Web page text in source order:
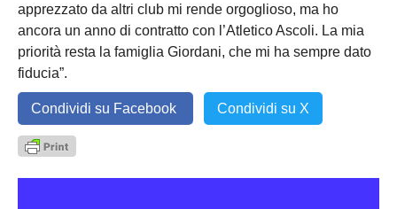
apprezzato da altri club mi rende orgoglioso, ma ho
ancora un anno di contratto con l’Atletico Ascoli. La mia
priorità resta la famiglia Giordani, che mi ha sempre dato
fiducia”.
Condividi su Facebook Condividi su X